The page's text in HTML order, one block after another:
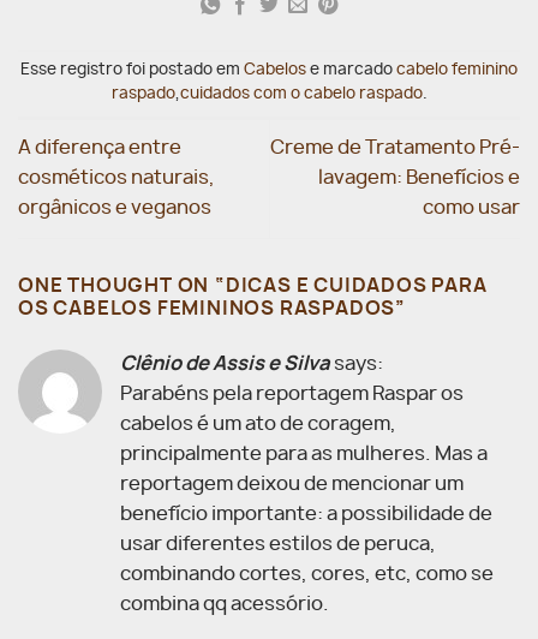
Esse registro foi postado em Cabelos e marcado cabelo feminino
raspado,cuidados com o cabelo raspado.
A diferença entre
cosméticos naturais,
orgânicos e veganos
Creme de Tratamento Pré-
lavagem: Benefícios e
como usar
ONE THOUGHT ON “ DICAS E CUIDADOS PARA
OS CABELOS FEMININOS RASPADOS”
Clênio de Assis e Silva says:
Parabéns pela reportagem Raspar os
cabelos é um ato de coragem,
principalmente para as mulheres. Mas a
reportagem deixou de mencionar um
benefício importante: a possibilidade de
usar diferentes estilos de peruca,
combinando cortes, cores, etc, como se
combina qq acessório.